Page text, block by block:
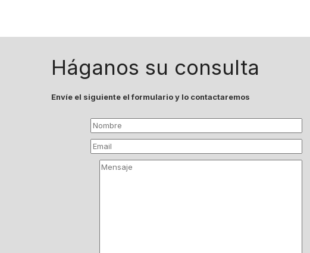
Háganos su consulta
Envíe el siguiente el formulario y lo contactaremos